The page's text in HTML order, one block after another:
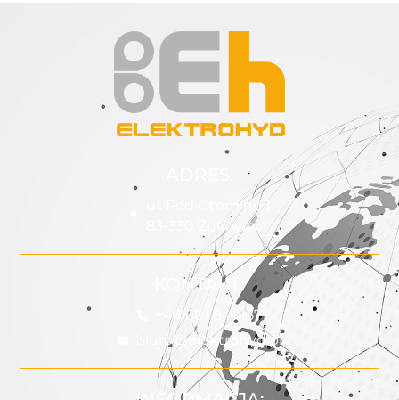
ul. Pod Otomino 1
83-330 Żukowo
KONTAKT:
+48 601 841 157
biuro@elektrohyd.pl